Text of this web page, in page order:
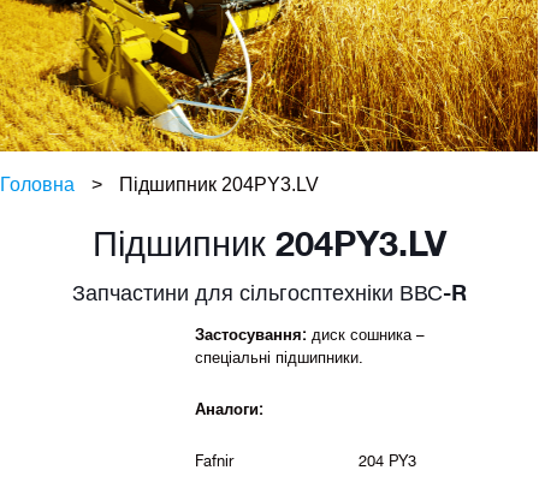
Головна > Підшипник 204PY3.LV
Підшипник 204PY3.LV
Запчастини для сільгосптехніки ВВС-R
Застосування: диск сошника –
спеціальні підшипники.
Аналоги:
Fafnir 204 PY3